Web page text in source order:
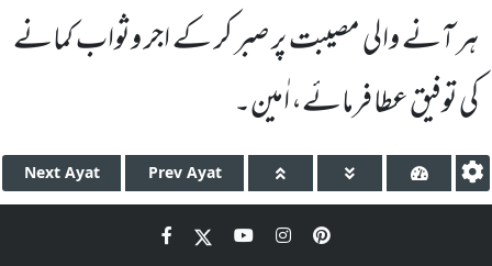
ہر آنے والی مصیبت پر صبر کر کے اجر وثواب کمانے
کی توفیقعطا فرمائے، اٰمین۔
Next Ayat Prev Ayat